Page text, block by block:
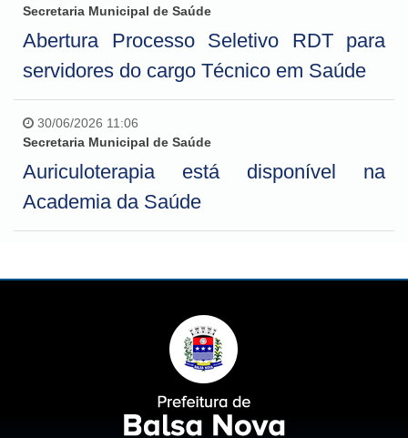
Secretaria Municipal de Saúde
Abertura Processo Seletivo RDT para
servidores do cargo Técnico em Saúde
30/06/2026 11:06
Secretaria Municipal de Saúde
Auriculoterapia está disponível na
Academia da Saúde